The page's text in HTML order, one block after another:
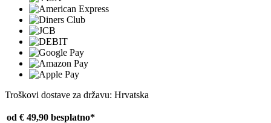
Troškovi dostave za državu: Hrvatska
od € 49,90 besplatno*